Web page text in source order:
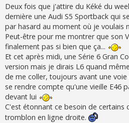
s
s
a
g
e
Deux fois que j'attire du Kéké du
dernière une Audi S5 Sportback qui
par hasard au moment où je voulais
Peut-être pour me montrer que son
finalement pas si bien que ça...
Et cet après midi, une Série 6 Gran
version mais je dirais L6 quand
de me coller, toujours avant une
se rendre compte qu'une vieille E46
devant lui
C'est étonnant ce besoin de certains
tromblon en ligne droite.